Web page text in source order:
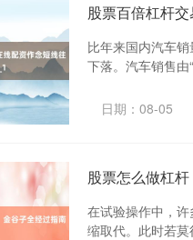
股票百倍杠杆
比年来国内汽车
下落。汽车销售由
日期：08-05
股票怎么做杠
在试验操作中，
缩取代。此时若